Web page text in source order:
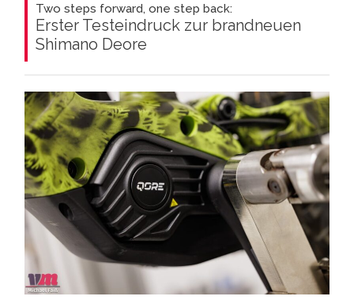
Two steps forward, one step back:
Erster Testeindruck zur brandneuen
Shimano Deore